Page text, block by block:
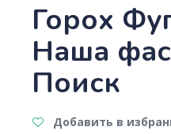
Горох
Наша
Поиск
Добавить в